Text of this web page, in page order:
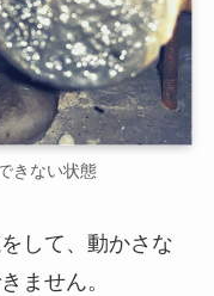
きない状態
して、動かさな
ません。